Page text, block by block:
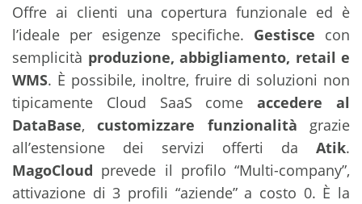
Offre ai clienti una copertura funzionale ed è
l’ideale per esigenze specifiche. Gestisce con
semplicità produzione, abbigliamento, retail e
WMS. È possibile, inoltre, fruire di soluzioni non
tipicamente Cloud SaaS comeaccedere al
DataBase,customizzare funzionalità grazie
all’estensione dei servizi offerti da Atik.
MagoCloud prevede il profilo “Multi-company”,
attivazione di 3 profili “aziende” a costo 0. È la